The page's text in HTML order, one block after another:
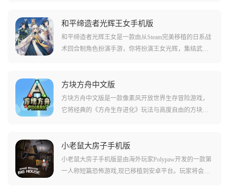
机小游戏和烧脑的解谜内容。
和平缔造者光辉王女手机版
和平缔造者光辉王女是一款由从Steam完美移植的日系战
术回合制角色扮演手游，你将扮演王女光辉，集结武
弱点打击来克敌制胜，是一款兼具叙事深度与策略广度
的诚意之作。
方块方舟中文版
方块方舟中文版是一款像素风开放世界生存冒险游戏，
它将经典的《方舟生存进化》玩法与高度自由的方块建
基础的木石时代进化到科技文明。
小老鼠大房子手机版
小老鼠大房子手机版是由海外玩家Polypaw开发的一款第
一人称短篇恐怖游戏,现已移植到安卓平台。玩家将会扮